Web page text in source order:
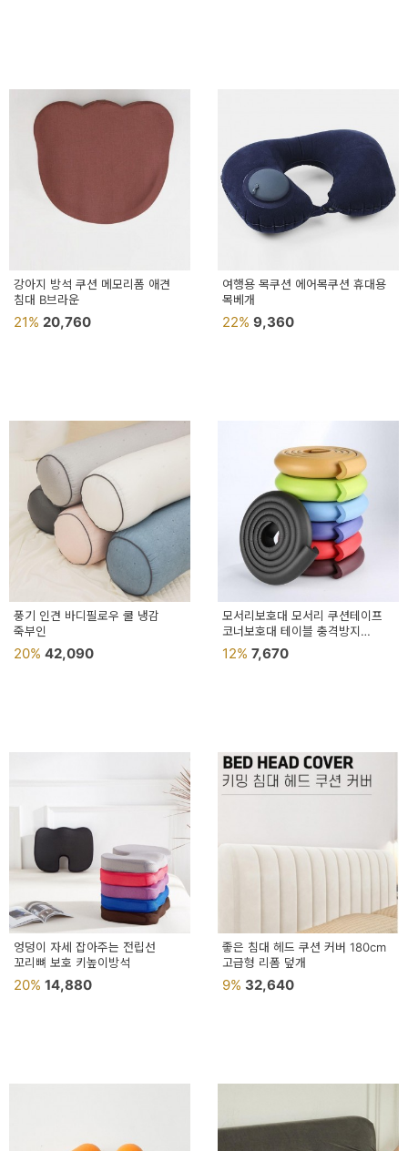
강아지 방석 쿠션 메모리폼 애견
침대 B브라운
21% 20,760
여행용 목쿠션 에어목쿠션 휴대용
목베개
22% 9,360
풍기 인견 바디필로우 쿨 냉감
죽부인
20% 42,090
모서리보호대 모서리 쿠션테이프
코너보호대 테이블 충격방지
안전가드
12% 7,670
엉덩이 자세 잡아주는 전립선
꼬리뼈 보호 키높이방석
20% 14,880
좋은 침대 헤드 쿠션 커버 180cm
고급형 리폼 덮개
9% 32,640